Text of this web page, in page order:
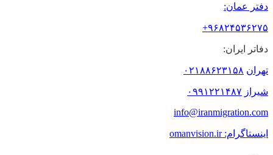
دفتر عمان:
۹۶۸۲۴۵۳۶۲۷۵+
دفاتر ایران:
تهران ۰۲۱۸۸۶۲۳۱۵۸
شیراز ۰۹۹۱۲۲۱۴۸۷
info@iranmigration.com
اینستاگرام: omanvision.ir